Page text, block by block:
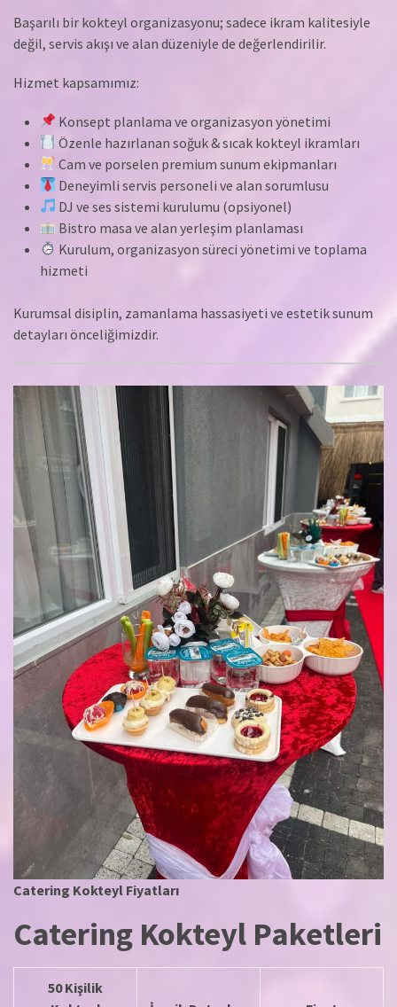
Başarılı bir kokteyl organizasyonu; sadece ikram kalitesiyle
değil, servis akışı ve alan düzeniyle de değerlendirilir.
Hizmet kapsamımız:
Konsept planlama ve organizasyon yönetimi
Özenle hazırlanan soğuk & sıcak kokteyl ikramları
Cam ve porselen premium sunum ekipmanları
Deneyimli servis personeli ve alan sorumlusu
DJ ve ses sistemi kurulumu (opsiyonel)
Bistro masa ve alan yerleşim planlaması
Kurulum, organizasyon süreci yönetimi ve toplama
hizmeti
Kurumsal disiplin, zamanlama hassasiyeti ve estetik sunum
detayları önceliğimizdir.
Catering Kokteyl Fiyatları
Catering Kokteyl Paketleri
50 Kişilik